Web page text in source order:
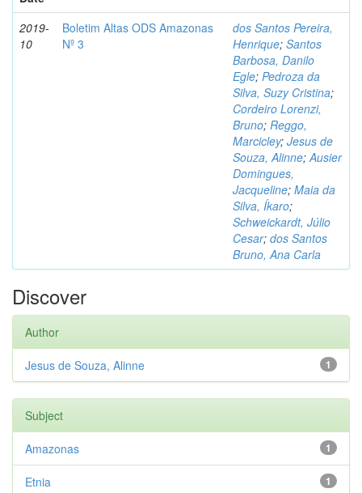
2019-
10
Boletim Altas ODS Amazonas
Nº 3
dos Santos Pereira,
Henrique; Santos
Barbosa, Danilo
Egle; Pedroza da
Silva, Suzy Cristina;
Cordeiro Lorenzi,
Bruno; Reggo,
Marcicley; Jesus de
Souza, Alinne;Ausier
Domingues,
Jacqueline; Maia da
Silva, Íkaro;
Schweickardt, Júlio
Cesar; dos Santos
Bruno, Ana Carla
Discover
Author
1
Jesus de Souza, Alinne
Subject
1
Amazonas
1
Etnia